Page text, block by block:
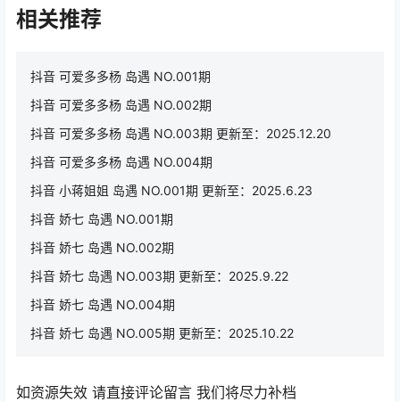
相关推荐
抖音 可爱多多杨 岛遇 NO.001期
抖音 可爱多多杨 岛遇 NO.002期
抖音 可爱多多杨 岛遇 NO.003期 更新至：2025.12.20
抖音 可爱多多杨 岛遇 NO.004期
抖音 小蒋姐姐 岛遇 NO.001期 更新至：2025.6.23
抖音 娇七 岛遇 NO.001期
抖音 娇七 岛遇 NO.002期
抖音 娇七 岛遇 NO.003期 更新至：2025.9.22
抖音 娇七 岛遇 NO.004期
抖音 娇七 岛遇 NO.005期 更新至：2025.10.22
如资源失效 请直接评论留言 我们将尽力补档